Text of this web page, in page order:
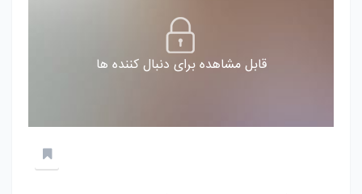
قابل مشاهده برای دنبال کننده ها